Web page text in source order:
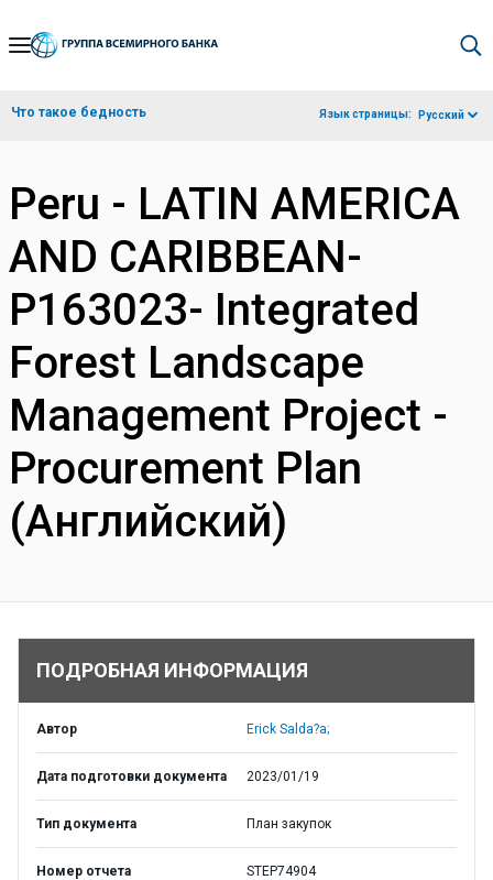
Skip
Navigation
Что такое бедность Язык страницы: Русский
Peru - LATIN AMERICA
AND CARIBBEAN-
P163023- Integrated
Forest Landscape
Management Project -
Procurement Plan
(Английский)
ПОДРОБНАЯ ИНФОРМАЦИЯ
Автор Erick Salda?a;
Дата подготовки документа 2023/01/19
Тип документа План закупок
Номер отчета STEP74904